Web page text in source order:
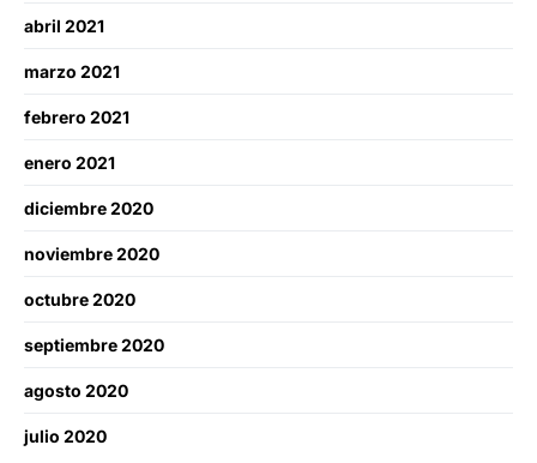
abril 2021
marzo 2021
febrero 2021
enero 2021
diciembre 2020
noviembre 2020
octubre 2020
septiembre 2020
agosto 2020
julio 2020